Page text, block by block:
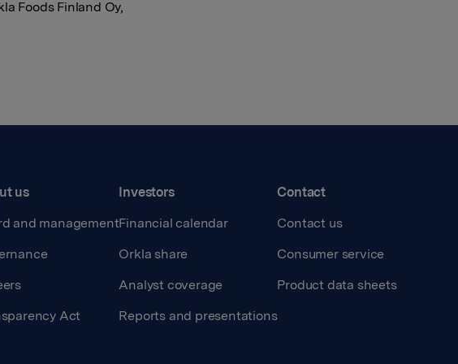
Foods Finland Oy,
us
and management
Act
Investors
Financial calendar
Orkla share
Analyst coverage
Reports and presentations
Contact
Contact us
Consumer service
Product data sheets